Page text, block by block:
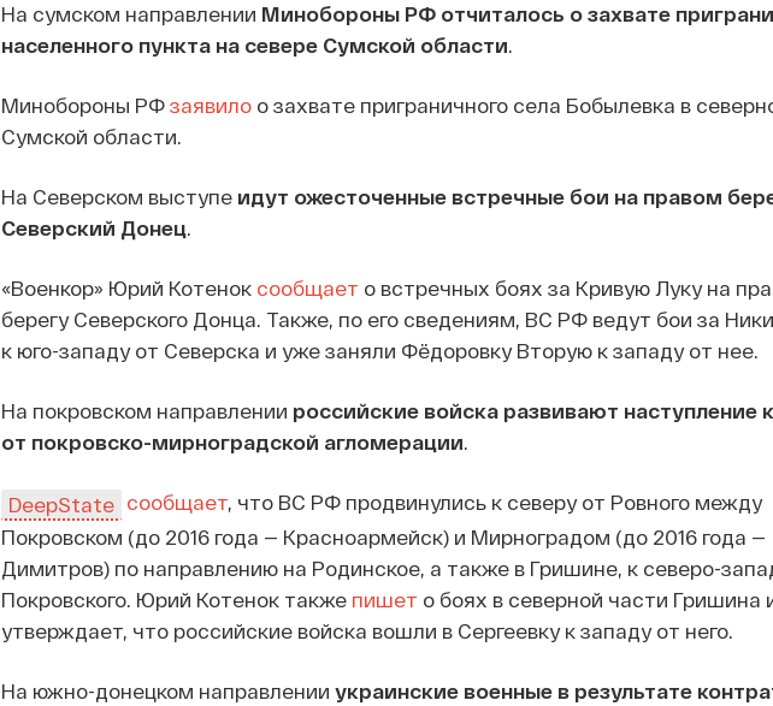
На сумском направлении Минобороны РФ отчиталось о захвате
населенного пункта на севере Сумской области.
Минобороны РФ заявилоо захвате приграничного села Бобылевка в
Сумской области.
На Северском выступе идут ожесточенные встречные бои на правом
Северский Донец.
«Военкор» Юрий Котенок сообщает о встречных боях за Кривую Луку на
берегу Северского Донца. Также, по его сведениям, ВС РФ ведут бои за
к юго-западу от Северска и уже заняли Фёдоровку Вторую к западу от нее.
На покровском направлении российские войска развивают наступление
от покровско-мирноградской агломерации.
DeepState сообщает, что ВС РФ продвинулись к северу от Ровного между
Покровском (до 2016 года — Красноармейск) и Мирноградом (до 2016 года —
Димитров) по направлению на Родинское, а также в Гришине, к северо-
Покровского. Юрий Котенок также пишет о боях в северной части Гришина
утверждает, что российские войска вошли в Сергеевку к западу от него.
На южно-донецком направлении украинские военные в результате